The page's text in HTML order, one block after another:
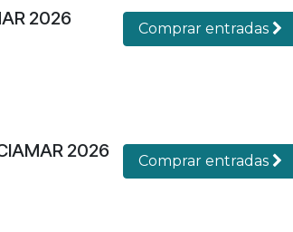
2026 Comprar entradas
2026 Comprar entradas